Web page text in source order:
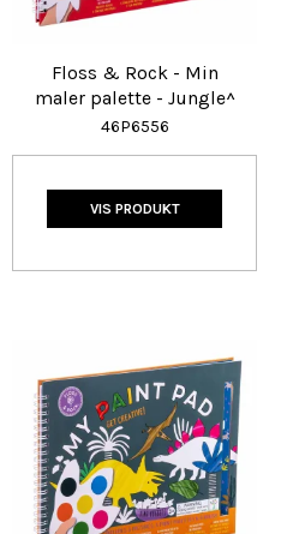
Floss & Rock - Min
maler palette - Jungle^
46P6556
VIS PRODUKT